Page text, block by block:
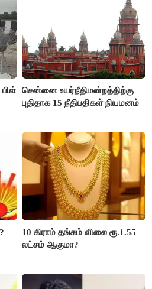
சென்னை உயர்நீதிமன்றத்திற்கு
புதிதாக 15 நீதிபதிகள் நியமனம்
10 கிராம் தங்கம் விலை ரூ.1.55
லட்சம் ஆகுமா?